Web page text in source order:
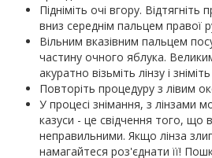
Підніміть очі вгору. Відтягніть
вниз середнім пальцем правої
Вільним вказівним пальцем
частину очного яблука.
акуратно візьміть лінзу і зніміть
Повторіть процедуру з лівим
У процесі знімання, з лінзами
казуси - це свідчення того, що
неправильними. Якщо лінза
намагайтеся роз'єднати її!